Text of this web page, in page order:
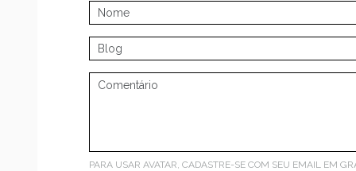
PARA USAR AVATAR, CADASTRE-SE COM SEU EMAIL EM